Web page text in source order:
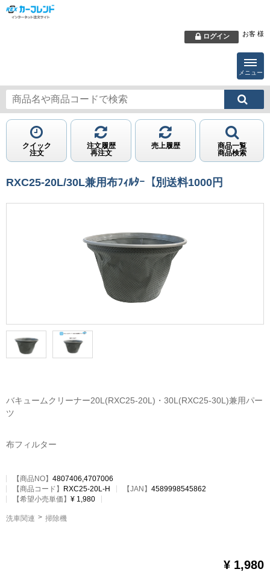
ログイン お客 様
メニュー
クイック
注文
注文履歴
再注文
売上履歴
商品一覧
商品検索
RXC25-20L/30L兼用布ﾌｨﾙﾀｰ【別送料1000円
バキュームクリーナー20L(RXC25-20L)・30L(RXC25-30L)兼用パー
ツ
布フィルター
【商品NO】 4807406,4707006
【商品コード】 RXC25-20L-H 【JAN】 4589998545862
【希望小売単価】 ¥ 1,980
洗車関連 掃除機
¥ 1,980